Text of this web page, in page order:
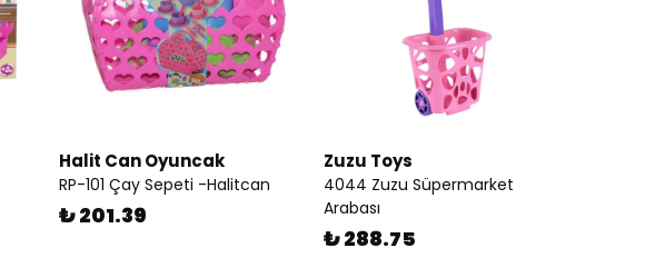
Halit Can Oyuncak
RP-101 Çay Sepeti -Halitcan
₺ 201.39
Zuzu Toys
4044 Zuzu Süpermarket
Arabası
₺ 288.75